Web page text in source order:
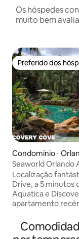
Os hóspedes
muito bem
Preferido dos
Preferido dos
Condomínio ⋅
Seaworld Orlando
dos parques
Localização
Drive, a 5 minutos
Aquatica e Discovery
apartamento
refúgio tranquilo
sofá-cama e